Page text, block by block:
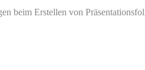
beim Erstellen von